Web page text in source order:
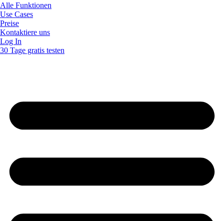
Alle Funktionen
Use Cases
Preise
Kontaktiere uns
Log In
30 Tage gratis testen